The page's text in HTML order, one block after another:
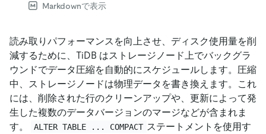
Markdownで表示
読み取りパフォーマンスを向上させ、ディスク使用量を削
減するために、TiDB はストレージノード上でバックグラ
ウンドでデータ圧縮を自動的にスケジュールします。圧縮
中、ストレージノードは物理データを書き換えます。これ
には、削除された行のクリーンアップや、更新によって発
生した複数のデータバージョンのマージなどが含まれま
す。
ALTER TABLE ... COMPACT ステートメントを使用す